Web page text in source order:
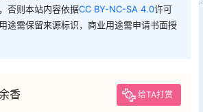
否则本站内容依据CC BY-NC-SA 4.0许可
途需保留来源标识，商业用途需申请书面授
香 给TA打赏